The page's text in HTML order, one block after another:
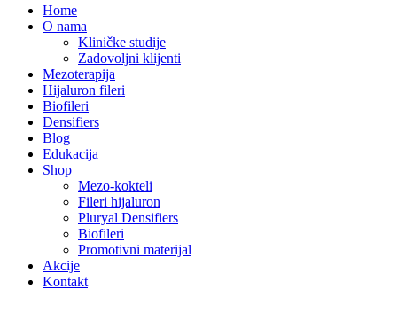
Home
O nama
Kliničke studije
Zadovoljni klijenti
Mezoterapija
Hijaluron fileri
Biofileri
Densifiers
Blog
Edukacija
Shop
Mezo-kokteli
Fileri hijaluron
Pluryal Densifiers
Biofileri
Promotivni materijal
Akcije
Kontakt